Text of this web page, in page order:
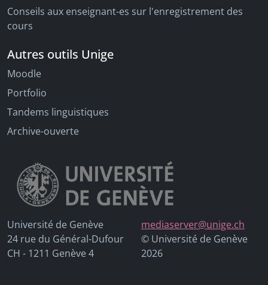
Conseils aux enseignant-es sur l'enregistrement des
cours
Autres outils Unige
Moodle
Portfolio
Tandems linguistiques
Archive-ouverte
Université de Genève
24 rue du Général-Dufour
CH - 1211 Genève 4
mediaserver@unige.ch
© Université de Genève
2026